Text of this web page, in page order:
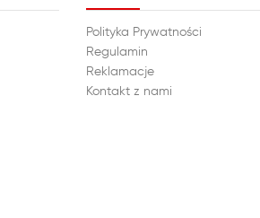
Polityka Prywatności
Regulamin
Reklamacje
Kontakt z nami